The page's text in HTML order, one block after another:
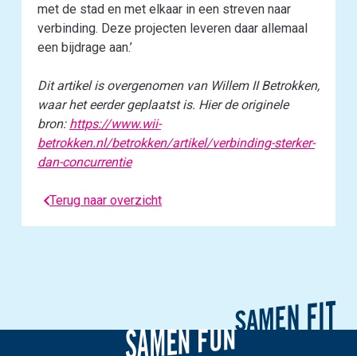
met de stad en met elkaar in een streven naar
verbinding. Deze projecten leveren daar allemaal
een bijdrage aan.’
Dit artikel is overgenomen van Willem II Betrokken,
waar het eerder geplaatst is. Hier de originele
bron: https://www.wii-
betrokken.nl/betrokken/artikel/verbinding-sterker-
dan-concurrentie
Terug naar overzicht